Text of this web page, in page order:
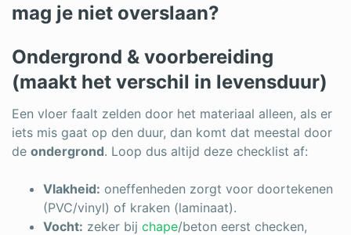
mag je niet overslaan?
Ondergrond & voorbereiding
(maakt het verschil in levensduur)
Een vloer faalt zelden door het materiaal alleen, als er
iets mis gaat op den duur, dan komt dat meestal door
de ondergrond. Loop dus altijd deze checklist af:
Vlakheid: oneffenheden zorgt voor doortekenen
(PVC/vinyl) of kraken (laminaat).
Vocht: zeker bij chape/beton eerst checken,